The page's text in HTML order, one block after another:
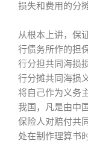
损失和费用的分
从根本上讲，保
行债务所作的担
行分担共同海损
行分摊共同海损
将自己作为义务
我国，凡是由中
保险人对赔付共
处在制作理算书